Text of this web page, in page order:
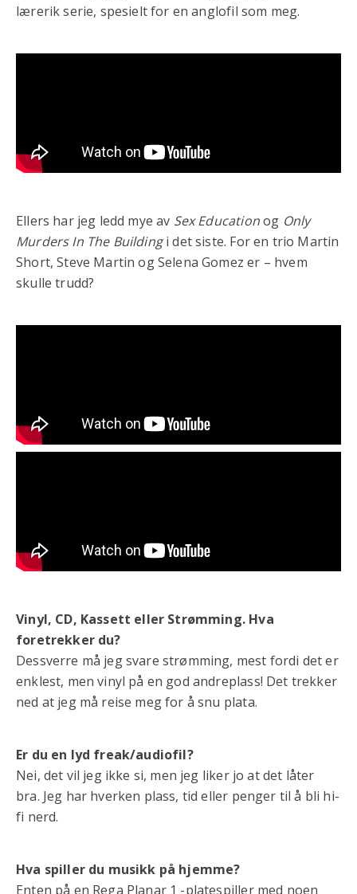
lærerik serie, spesielt for en anglofil som meg.
Ellers har jeg ledd mye av Sex Educationog Only
Murders In The Buildingi det siste. For en trio Martin
Short, Steve Martin og Selena Gomez er – hvem
skulle trudd?
Vinyl, CD, Kassett eller Strømming. Hva
foretrekker du?
Dessverre må jeg svare strømming, mest fordi det er
enklest, men vinyl på en god andreplass! Det trekker
ned at jeg må reise meg for å snu plata.
Er du en lyd freak/audiofil?
Nei, det vil jeg ikke si, men jeg liker jo at det låter
bra. Jeg har hverken plass, tid eller penger til å bli hi-
fi nerd.
Hva spiller du musikk på hjemme?
Enten på en Rega Planar 1 -platespiller med noen